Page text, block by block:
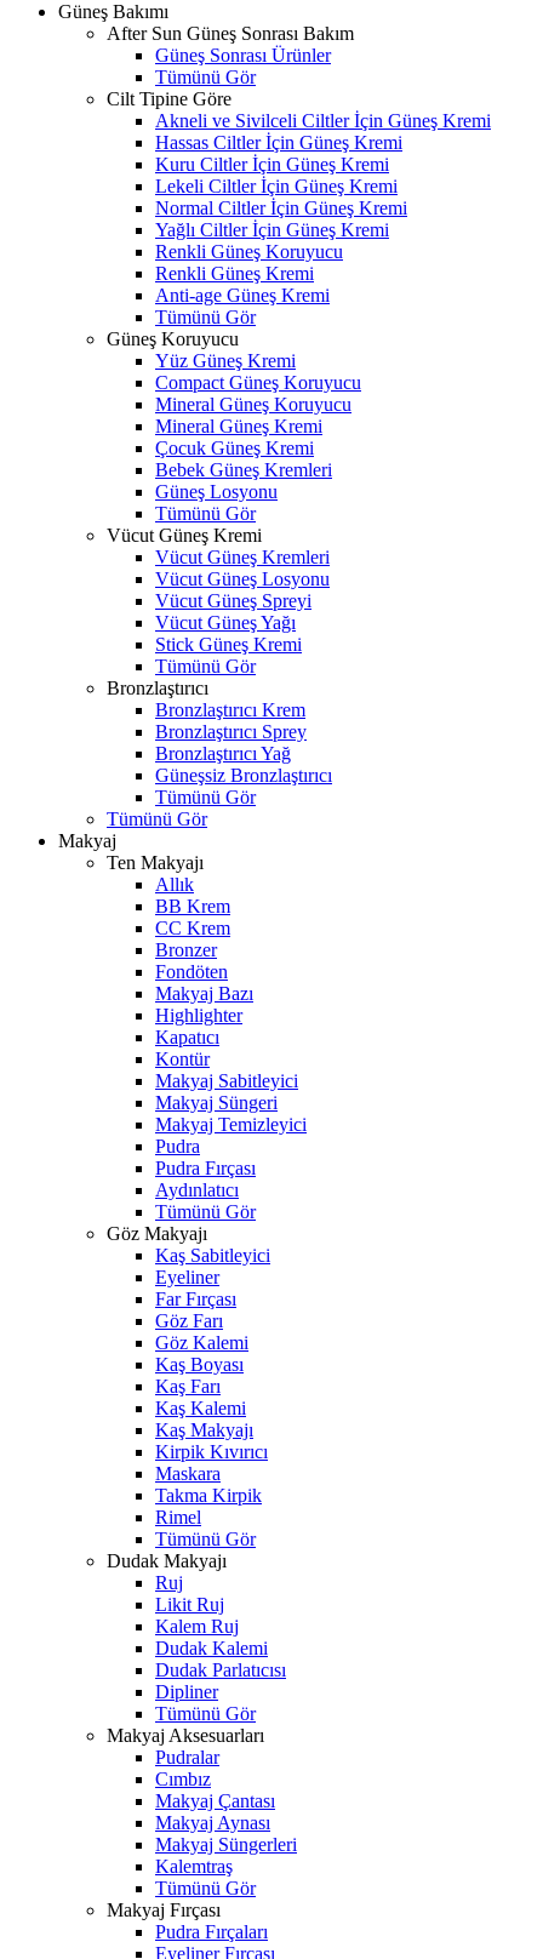
Güneş Bakımı
After Sun Güneş Sonrası Bakım
Güneş Sonrası Ürünler
Tümünü Gör
Cilt Tipine Göre
Akneli ve Sivilceli Ciltler İçin Güneş Kremi
Hassas Ciltler İçin Güneş Kremi
Kuru Ciltler İçin Güneş Kremi
Lekeli Ciltler İçin Güneş Kremi
Normal Ciltler İçin Güneş Kremi
Yağlı Ciltler İçin Güneş Kremi
Renkli Güneş Koruyucu
Renkli Güneş Kremi
Anti-age Güneş Kremi
Tümünü Gör
Güneş Koruyucu
Yüz Güneş Kremi
Compact Güneş Koruyucu
Mineral Güneş Koruyucu
Mineral Güneş Kremi
Çocuk Güneş Kremi
Bebek Güneş Kremleri
Güneş Losyonu
Tümünü Gör
Vücut Güneş Kremi
Vücut Güneş Kremleri
Vücut Güneş Losyonu
Vücut Güneş Spreyi
Vücut Güneş Yağı
Stick Güneş Kremi
Tümünü Gör
Bronzlaştırıcı
Bronzlaştırıcı Krem
Bronzlaştırıcı Sprey
Bronzlaştırıcı Yağ
Güneşsiz Bronzlaştırıcı
Tümünü Gör
Tümünü Gör
Makyaj
Ten Makyajı
Allık
BB Krem
CC Krem
Bronzer
Fondöten
Makyaj Bazı
Highlighter
Kapatıcı
Kontür
Makyaj Sabitleyici
Makyaj Süngeri
Makyaj Temizleyici
Pudra
Pudra Fırçası
Aydınlatıcı
Tümünü Gör
Göz Makyajı
Kaş Sabitleyici
Eyeliner
Far Fırçası
Göz Farı
Göz Kalemi
Kaş Boyası
Kaş Farı
Kaş Kalemi
Kaş Makyajı
Kirpik Kıvırıcı
Maskara
Takma Kirpik
Rimel
Tümünü Gör
Dudak Makyajı
Ruj
Likit Ruj
Kalem Ruj
Dudak Kalemi
Dudak Parlatıcısı
Dipliner
Tümünü Gör
Makyaj Aksesuarları
Pudralar
Cımbız
Makyaj Çantası
Makyaj Aynası
Makyaj Süngerleri
Kalemtraş
Tümünü Gör
Makyaj Fırçası
Pudra Fırçaları
Eyeliner Fırçası